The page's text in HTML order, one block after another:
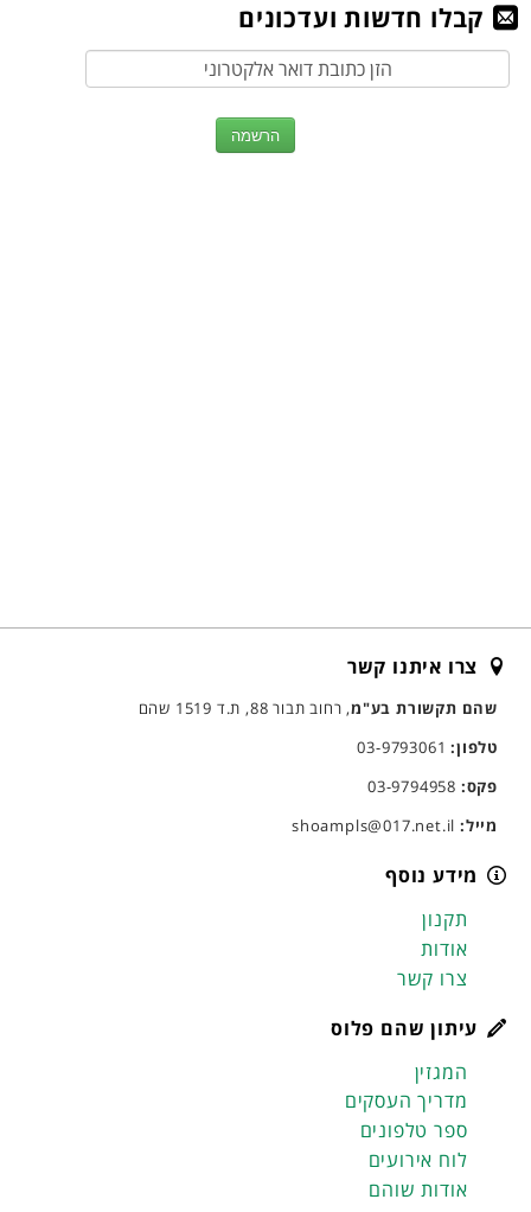
קבלו חדשות ועדכונים
צרו איתנו קשר
שהם תקשורת בע"מ, רחוב תבור 88, ת.ד 1519 שהם
טלפון:03-9793061
פקס:
מייל:
מידע נוסף
תקנון
אודות
צרו קשר
עיתון שהם פלוס
המגזין
מדריך העסקים
ספר טלפונים
לוח אירועים
אודות שוהם